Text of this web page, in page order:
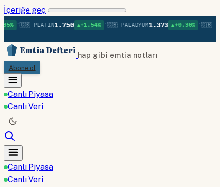
İçeriğe geç
🇬🇧 PLATIN1.750 ▲+1.54% •🇬🇧 PALADYUM1.373 ▲+0.30% •🇬🇧 BAKIR
Emtia Defteri hap gibi emtia notları
Abone ol
Canlı Piyasa
Canlı Veri
Canlı Piyasa
Canlı Veri